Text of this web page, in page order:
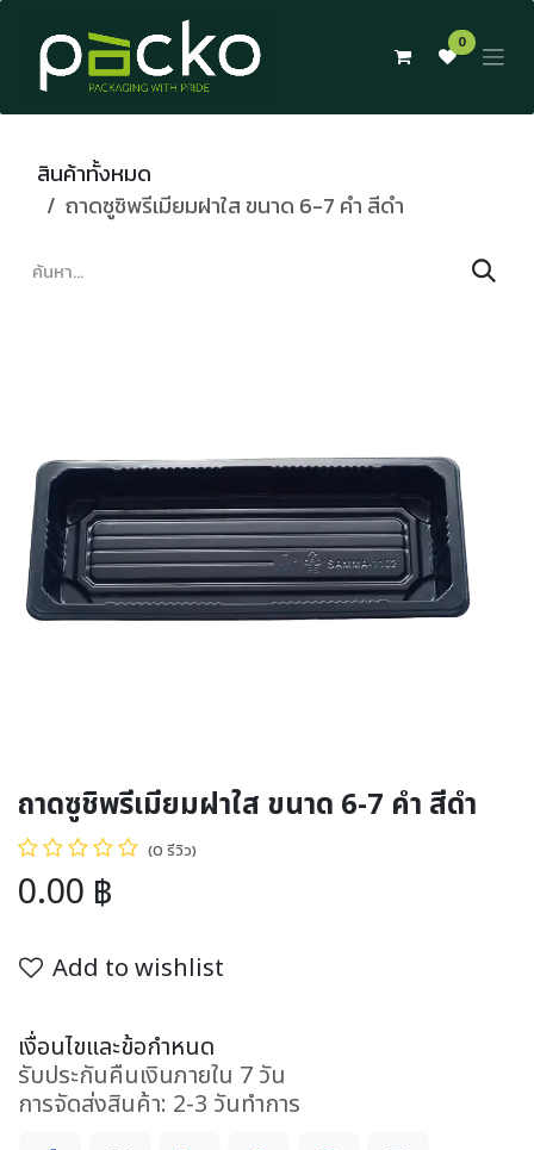
Skip to Content
0
สินค้าทั้งหมด
ถาดซูชิพรีเมียมฝาใส ขนาด 6-7 คำ สีดำ
ถาดซูชิพรีเมียมฝาใส ขนาด 6-7 คำ สีดำ
(0 รีวิว)
0.00 ฿
Add to wishlist
เงื่อนไขและข้อกำหนด
รับประกันคืนเงินภายใน 7 วัน
การจัดส่งสินค้า: 2-3 วันทำการ